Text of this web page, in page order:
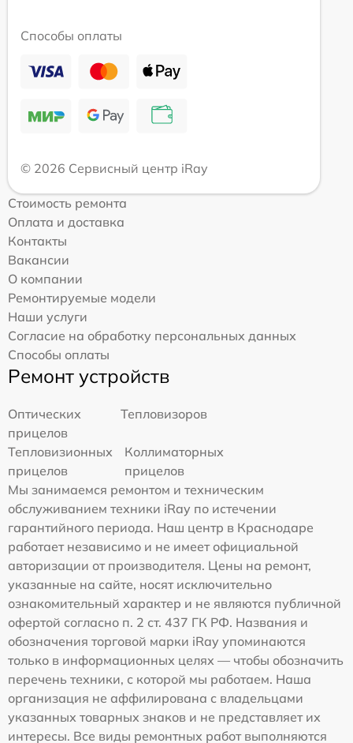
Способы оплаты
© 2026 Сервисный центр iRay
Стоимость ремонта
Оплата и доставка
Контакты
Вакансии
О компании
Ремонтируемые модели
Наши услуги
Согласие на обработку персональных данных
Способы оплаты
Ремонт устройств
Оптических
прицелов
Тепловизоров
Тепловизионных
прицелов
Коллиматорных
прицелов
Мы занимаемся ремонтом и техническим
обслуживанием техники iRay по истечении
гарантийного периода. Наш центр в Краснодаре
работает независимо и не имеет официальной
авторизации от производителя. Цены на ремонт,
указанные на сайте, носят исключительно
ознакомительный характер и не являются публичной
офертой согласно п. 2 ст. 437 ГК РФ. Названия и
обозначения торговой марки iRay упоминаются
только в информационных целях — чтобы обозначить
перечень техники, с которой мы работаем. Наша
организация не аффилирована с владельцами
указанных товарных знаков и не представляет их
интересы. Все виды ремонтных работ выполняются